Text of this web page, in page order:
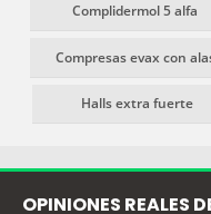
Complidermol 5 alfa
Compresas evax con
Halls extra fuerte
OPINIONES REALES